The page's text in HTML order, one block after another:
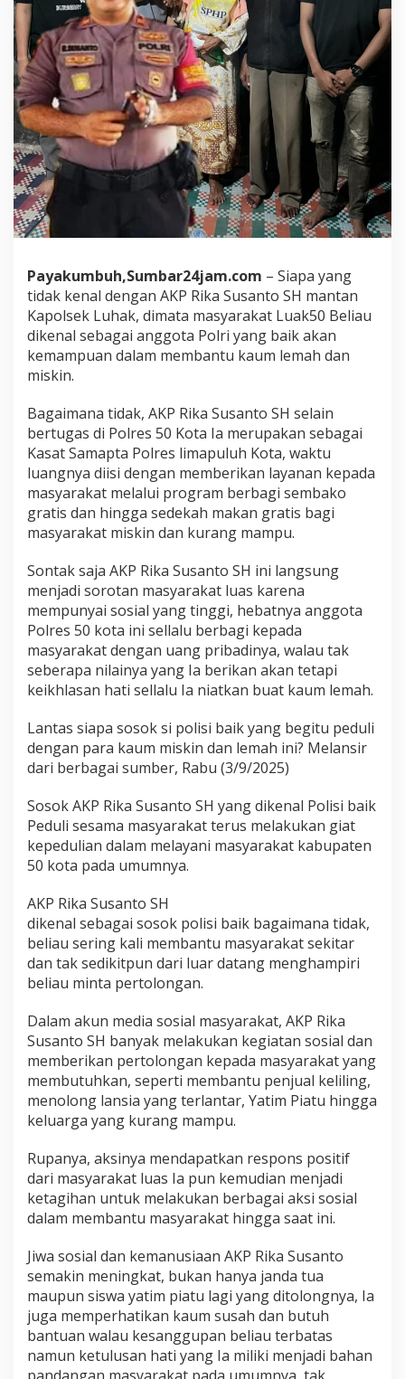
s
o
k
A
K
P
R
i
k
a
S
u
s
a
n
o
S
H
,
A
n
g
t
a
P
o
l
r
e
s
K
o
t
a
a
n
K
a
u
m
u
s
h
,
b
a
n
i
i
e
m
p
o
l
Payakumbuh,Sumbar24jam.com – Siapa yang
tidak kenal dengan AKP Rika Susanto SH mantan
Kapolsek Luhak, dimata masyarakat Luak50 Beliau
dikenal sebagai anggota Polri yang baik akan
kemampuan dalam membantu kaum lemah dan
miskin.
Bagaimana tidak, AKP Rika Susanto SH selain
bertugas di Polres 50 Kota Ia merupakan sebagai
Kasat Samapta Polres limapuluh Kota, waktu
luangnya diisi dengan memberikan layanan kepada
masyarakat melalui program berbagi sembako
gratis dan hingga sedekah makan gratis bagi
masyarakat miskin dan kurang mampu.
Sontak saja AKP Rika Susanto SH ini langsung
menjadi sorotan masyarakat luas karena
mempunyai sosial yang tinggi, hebatnya anggota
Polres 50 kota ini sellalu berbagi kepada
masyarakat dengan uang pribadinya, walau tak
seberapa nilainya yang Ia berikan akan tetapi
keikhlasan hati sellalu Ia niatkan buat kaum lemah.
Lantas siapa sosok si polisi baik yang begitu peduli
dengan para kaum miskin dan lemah ini? Melansir
dari berbagai sumber, Rabu (3/9/2025)
Sosok AKP Rika Susanto SH yang dikenal Polisi baik
Peduli sesama masyarakat terus melakukan giat
kepedulian dalam melayani masyarakat kabupaten
50 kota pada umumnya.
AKP Rika Susanto SH
dikenal sebagai sosok polisi baik bagaimana tidak,
beliau sering kali membantu masyarakat sekitar
dan tak sedikitpun dari luar datang menghampiri
beliau minta pertolongan.
Dalam akun media sosial masyarakat, AKP Rika
Susanto SH banyak melakukan kegiatan sosial dan
memberikan pertolongan kepada masyarakat yang
membutuhkan, seperti membantu penjual keliling,
menolong lansia yang terlantar, Yatim Piatu hingga
keluarga yang kurang mampu.
Rupanya, aksinya mendapatkan respons positif
dari masyarakat luas Ia pun kemudian menjadi
ketagihan untuk melakukan berbagai aksi sosial
dalam membantu masyarakat hingga saat ini.
Jiwa sosial dan kemanusiaan AKP Rika Susanto
semakin meningkat, bukan hanya janda tua
maupun siswa yatim piatu lagi yang ditolongnya, Ia
juga memperhatikan kaum susah dan butuh
bantuan walau kesanggupan beliau terbatas
namun ketulusan hati yang Ia miliki menjadi bahan